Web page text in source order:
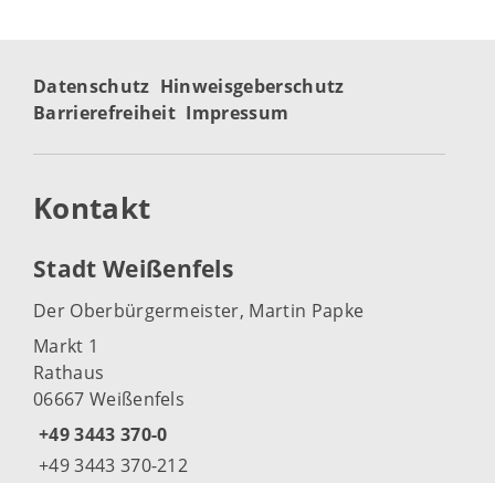
Datenschutz Hinweisgeberschutz
Barrierefreiheit Impressum
Kontakt
Stadt Weißenfels
Der Oberbürgermeister, Martin Papke
Markt 1
Rathaus
06667 Weißenfels
+49 3443 370-0
+49 3443 370-212